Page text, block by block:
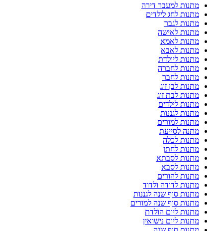
מתנות למעבר דירה
מתנות לחג לילדים
מתנות לגבר
מתנות לאישה
מתנות לאמא
מתנות לאבא
מתנות ליולדת
מתנות לחברה
מתנות לחבר
מתנות לבן זוג
מתנות לבת זוג
מתנות לילדים
מתנות לגננות
מתנות למורים
מתנה לסייעת
מתנות לכלה
מתנות לחתן
מתנות לסבתא
מתנות לסבא
מתנות להורים
מתנות לדודה ולדוד
מתנות סוף שנה לגננות
מתנות סוף שנה למורים
מתנות ליום הולדת
מתנות ליום נישואין